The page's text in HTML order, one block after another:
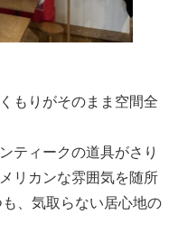
もりがそのまま空間全
ティークの道具がさり
リカンな雰囲気を随所
、気取らない居心地の